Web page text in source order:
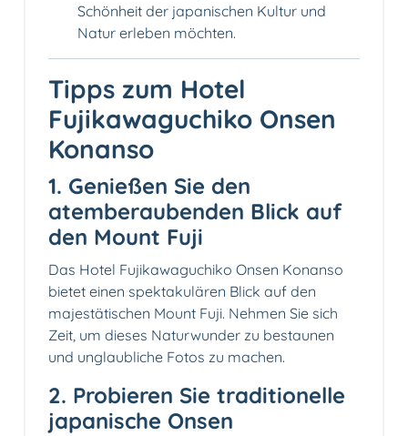
Schönheit der japanischen Kultur und
Natur erleben möchten.
Tipps zum Hotel
Fujikawaguchiko Onsen
Konanso
1. Genießen Sie den
atemberaubenden Blick auf
den Mount Fuji
Das Hotel Fujikawaguchiko Onsen Konanso
bietet einen spektakulären Blick auf den
majestätischen Mount Fuji. Nehmen Sie sich
Zeit, um dieses Naturwunder zu bestaunen
und unglaubliche Fotos zu machen.
2. Probieren Sie traditionelle
japanische Onsen